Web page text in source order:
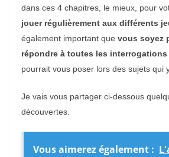
dans ces 4 chapitres, le mieux, pour
jouer régulièrement aux différents
également important que vous soyez
répondre à toutes les interrogations
pourrait vous poser lors des sujets qui
Je vais vous partager ci-dessous
découvertes.
Vous aimerez également :